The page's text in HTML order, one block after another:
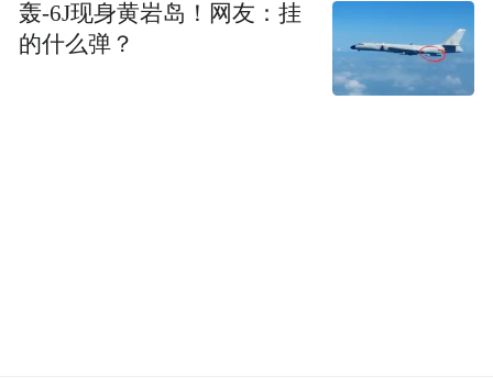
轰-6J现身黄岩岛！网友：挂
的什么弹？